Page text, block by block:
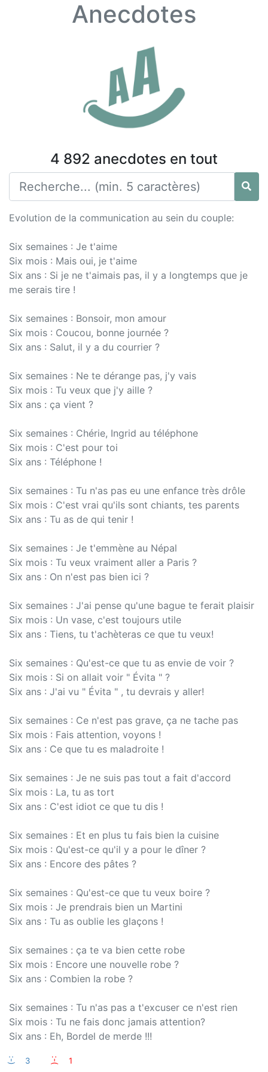
Anecdotes
4 892 anecdotes en tout
Evolution de la communication au sein du couple:
Six semaines : Je t'aime
Six mois : Mais oui, je t'aime
Six ans : Si je ne t'aimais pas, il y a longtemps que je
me serais tire !
Six semaines : Bonsoir, mon amour
Six mois : Coucou, bonne journée ?
Six ans : Salut, il y a du courrier ?
Six semaines : Ne te dérange pas, j'y vais
Six mois : Tu veux que j'y aille ?
Six ans : ça vient ?
Six semaines : Chérie, Ingrid au téléphone
Six mois : C'est pour toi
Six ans : Téléphone !
Six semaines : Tu n'as pas eu une enfance très drôle
Six mois : C'est vrai qu'ils sont chiants, tes parents
Six ans : Tu as de qui tenir !
Six semaines : Je t'emmène au Népal
Six mois : Tu veux vraiment aller a Paris ?
Six ans : On n'est pas bien ici ?
Six semaines : J'ai pense qu'une bague te ferait plaisir
Six mois : Un vase, c'est toujours utile
Six ans : Tiens, tu t'achèteras ce que tu veux!
Six semaines : Qu'est-ce que tu as envie de voir ?
Six mois : Si on allait voir " Évita " ?
Six ans : J'ai vu " Évita " , tu devrais y aller!
Six semaines : Ce n'est pas grave, ça ne tache pas
Six mois : Fais attention, voyons !
Six ans : Ce que tu es maladroite !
Six semaines : Je ne suis pas tout a fait d'accord
Six mois : La, tu as tort
Six ans : C'est idiot ce que tu dis !
Six semaines : Et en plus tu fais bien la cuisine
Six mois : Qu'est-ce qu'il y a pour le dîner ?
Six ans : Encore des pâtes ?
Six semaines : Qu'est-ce que tu veux boire ?
Six mois : Je prendrais bien un Martini
Six ans : Tu as oublie les glaçons !
Six semaines : ça te va bien cette robe
Six mois : Encore une nouvelle robe ?
Six ans : Combien la robe ?
Six semaines : Tu n'as pas a t'excuser ce n'est rien
Six mois : Tu ne fais donc jamais attention?
Six ans : Eh, Bordel de merde !!!
:-) 3 :-(
1